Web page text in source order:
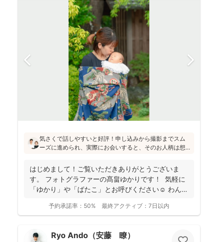
気さくで話しやすいと好評！申し込みから撮影までスム
ーズに進められ、実際にお会いすると、そのお人柄は想
フォトの研修をしっかり受講され、ウェディング業界経
験もあり、赤ちゃんから大人まで安心してお写りいただ
けます♪
はじめまして！ご覧いただきありがとうございま
す。 フォトグラファーの髙畠ゆかりです！ 気軽に
「ゆかり」や「ばたこ」とお呼びください☺︎ わんぱ
予約承諾率： 50% 最終アクティブ： 7日以内
Ryo Ando（安藤 瞭）